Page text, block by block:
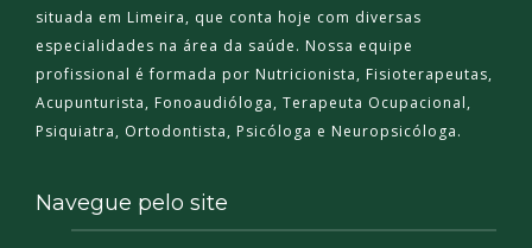
situada em Limeira, que conta hoje com diversas
especialidades na área da saúde. Nossa equipe
profissional é formada por Nutricionista, Fisioterapeutas,
Acupunturista, Fonoaudióloga, Terapeuta Ocupacional,
Psiquiatra, Ortodontista, Psicóloga e Neuropsicóloga.
Navegue pelo site